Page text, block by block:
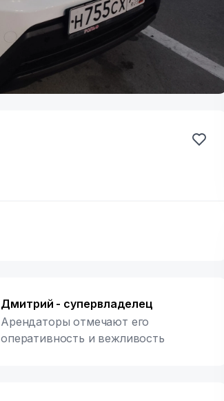
Дмитрий - супервладелец
Арендаторы отмечают его
оперативность и вежливость